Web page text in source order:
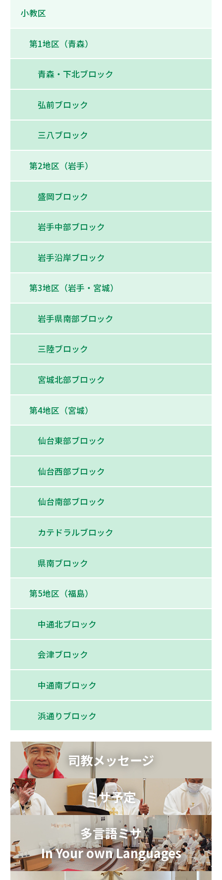
小教区
第1地区（青森）
青森・下北ブロック
弘前ブロック
三八ブロック
第2地区（岩手）
盛岡ブロック
岩手中部ブロック
岩手沿岸ブロック
第3地区（岩手・宮城）
岩手県南部ブロック
三陸ブロック
宮城北部ブロック
第4地区（宮城）
仙台東部ブロック
仙台西部ブロック
仙台南部ブロック
カテドラルブロック
県南ブロック
第5地区（福島）
中通北ブロック
会津ブロック
中通南ブロック
浜通りブロック
司教メッセージ
ミサ予定
多言語ミサ
In Your own Languages